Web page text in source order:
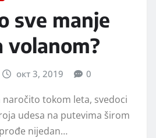
sve manje
volanom?
окт 3, 2019 0
naročito tokom leta, svedoci
udesa na putevima širom
nijedan…